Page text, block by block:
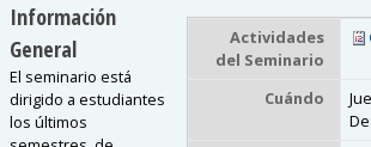
Actividades
del Seminario
Cuándo
De:
Información
General
El seminario está
dirigido a estudiantes
los últimos